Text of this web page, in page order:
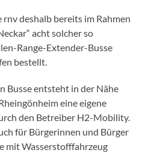
deshalb bereits im Rahmen
acht solcher so
Range-Extender-Busse
bestellt.
Busse entsteht in der Nähe
eine eigene
den Betreiber H2-Mobility.
für Bürgerinnen und Bürger
mit Wasserstofffahrzeug